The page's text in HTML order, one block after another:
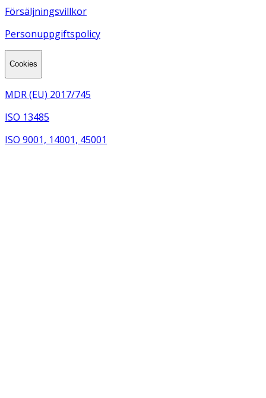
Försäljningsvillkor
Personuppgiftspolicy
Cookies
MDR (EU) 2017/745
ISO 13485
ISO 9001, 14001, 45001